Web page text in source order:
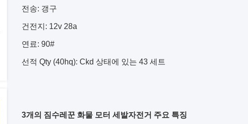
전송: 갱구
건전지: 12v 28a
연료: 90#
선적 Qty (40hq): Ckd 상태에 있는 43 세트
3개의 짐수레꾼 화물 모터 세발자전거 주요 특징